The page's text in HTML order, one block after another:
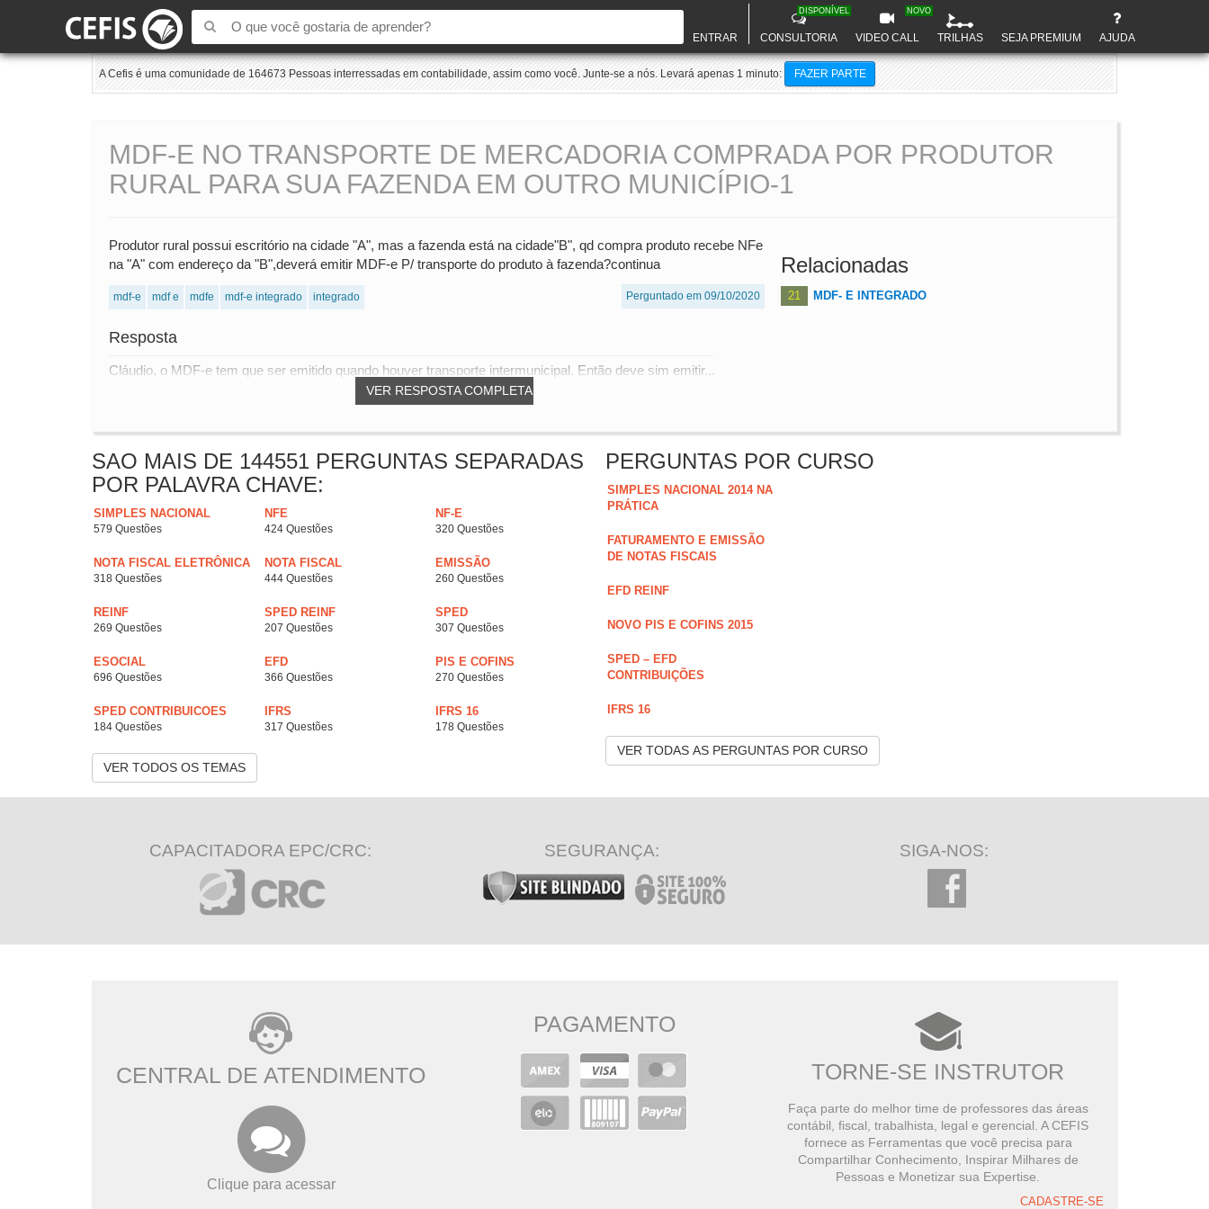
ENTRAR CONSULTORIA
DISPONÍVEL
VIDEO CALL
NOVO
TRILHAS SEJA PREMIUM AJUDA
A Cefis é uma comunidade de 164673 Pessoas interressadas em contabilidade, assim como você. Junte-se a nós. Levará apenas 1 minuto: FAZER PARTE
MDF-E NO TRANSPORTE DE MERCADORIA COMPRADA POR PRODUTOR
RURAL PARA SUA FAZENDA EM OUTRO MUNICÍPIO-1
Produtor rural possui escritório na cidade "A", mas a fazenda está na cidade"B", qd compra produto recebe NFe
na "A" com endereço da "B",deverá emitir MDF-e P/ transporte do produto à fazenda?continua
mdf-e mdf e mdfe mdf-e integrado integrado Perguntado em 09/10/2020
Resposta
VER RESPOSTA COMPLETA
Cláudio, o MDF-e tem que ser emitido quando houver transporte intermunicipal. Então deve sim emitir...
Relacionadas
21 MDF- E INTEGRADO
SAO MAIS DE 144551 PERGUNTAS SEPARADAS
POR PALAVRA CHAVE:
SIMPLES NACIONAL
579 Questões
NFE
424 Questões
NF-E
320 Questões
NOTA FISCAL ELETRÔNICA
318 Questões
NOTA FISCAL
444 Questões
EMISSÃO
260 Questões
REINF
269 Questões
SPED REINF
207 Questões
SPED
307 Questões
ESOCIAL
696 Questões
EFD
366 Questões
PIS E COFINS
270 Questões
SPED CONTRIBUICOES
184 Questões
IFRS
317 Questões
IFRS 16
178 Questões
VER TODOS OS TEMAS
PERGUNTAS POR CURSO
SIMPLES NACIONAL 2014 NA
PRÁTICA
FATURAMENTO E EMISSÃO
DE NOTAS FISCAIS
EFD REINF
NOVO PIS E COFINS 2015
SPED – EFD
CONTRIBUIÇÕES
IFRS 16
VER TODAS AS PERGUNTAS POR CURSO
CAPACITADORA EPC/CRC: SEGURANÇA: SIGA-NOS:
CENTRAL DE ATENDIMENTO
Clique para acessar
PAGAMENTO
TORNE-SE INSTRUTOR
Faça parte do melhor time de professores das áreas
contábil, fiscal, trabalhista, legal e gerencial. A CEFIS
fornece as Ferramentas que você precisa para
Compartilhar Conhecimento, Inspirar Milhares de
Pessoas e Monetizar sua Expertise.
CADASTRE-SE